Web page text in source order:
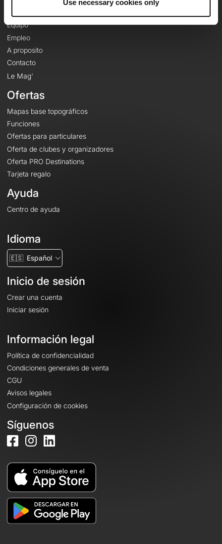
Use necessary cookies only
OpenRunner
Equipo
Empleo
A proposito
Contacto
Le Mag'
Ofertas
Mapas base topográficos
Funciones
Ofertas para particulares
Oferta de clubes y organizadores
Oferta PRO Destinations
Tarjeta regalo
Ayuda
Centro de ayuda
Idioma
🇪🇸 Español
Inicio de sesión
Crear una cuenta
Iniciar sesión
Información legal
Política de confidencialidad
Condiciones generales de venta
CGU
Avisos legales
Configuración de cookies
Síguenos